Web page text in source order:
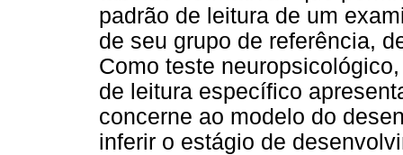
padrão de leitura de um
de seu grupo de referência,
Como teste
de leitura específico
concerne ao modelo do
inferir o estágio de